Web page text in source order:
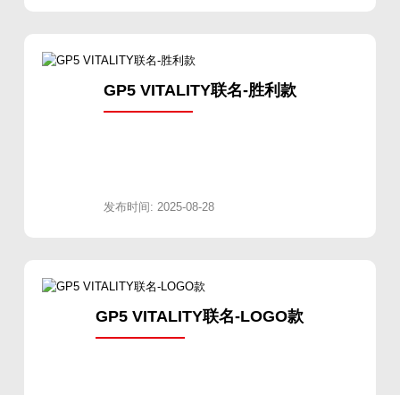
GP5 VITALITY联名-胜利款
发布时间: 2025-08-28
GP5 VITALITY联名-LOGO款